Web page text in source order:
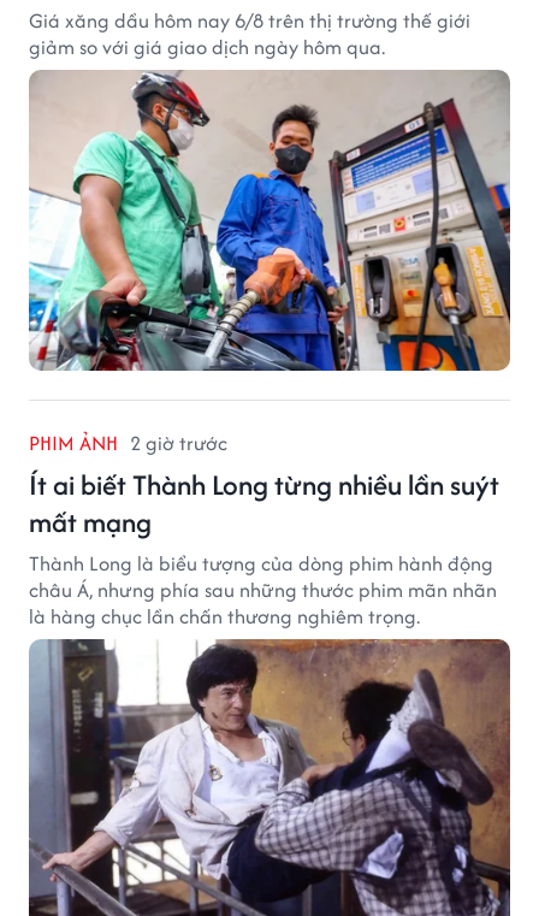
Giá xăng dầu hôm nay 6/8 trên thị trường thế giới
giảm so với giá giao dịch ngày hôm qua.
PHIM ẢNH 2 giờ trước
Ít ai biết Thành Long từng nhiều lần suýt
mất mạng
Thành Long là biểu tượng của dòng phim hành động
châu Á, nhưng phía sau những thước phim mãn nhãn
là hàng chục lần chấn thương nghiêm trọng.